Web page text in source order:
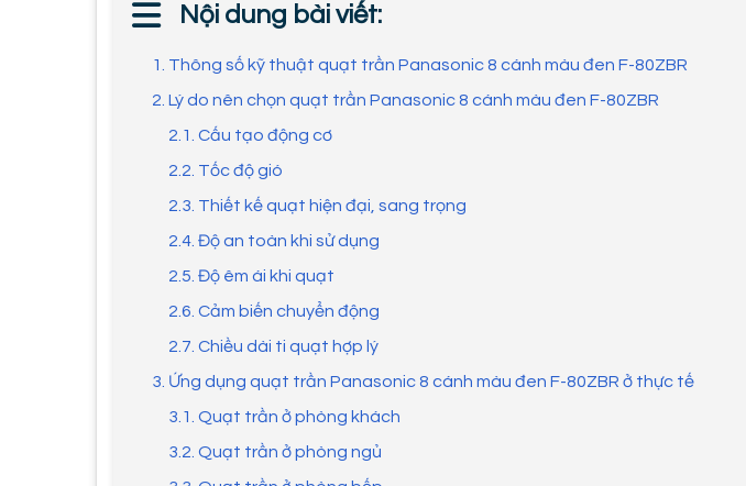
Nội dung bài viết:
1. Thông số kỹ thuật quạt trần Panasonic 8 cánh màu đen F-80ZBR
2. Lý do nên chọn quạt trần Panasonic 8 cánh màu đen F-80ZBR
2.1. Cấu tạo động cơ
2.2. Tốc độ gió
2.3. Thiết kế quạt hiện đại, sang trọng
2.4. Độ an toàn khi sử dụng
2.5. Độ êm ái khi quạt
2.6. Cảm biến chuyển động
2.7. Chiều dài ti quạt hợp lý
3. Ứng dụng quạt trần Panasonic 8 cánh màu đen F-80ZBR ở thực tế
3.1. Quạt trần ở phòng khách
3.2. Quạt trần ở phòng ngủ